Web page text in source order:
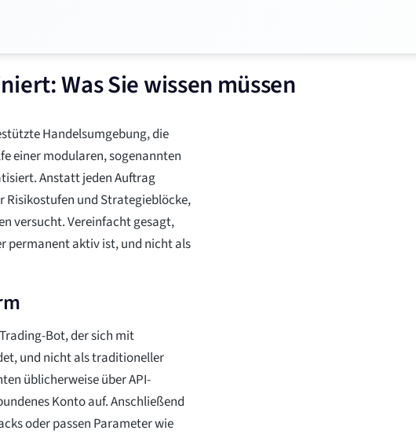
Was Sie wissen müssen
Handelsumgebung, die
einer modularen, sogenannten
Anstatt jeden Auftrag
Risikostufen und Strategieblöcke,
versucht. Vereinfacht gesagt,
permanent aktiv ist, und nicht als
Bot, der sich mit
und nicht als traditioneller
üblicherweise über API-
Konto auf. Anschließend
oder passen Parameter wie